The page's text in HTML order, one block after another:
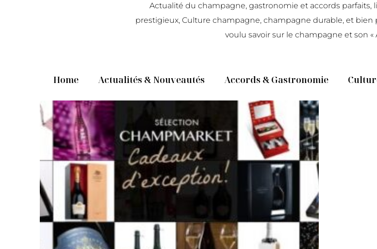
Actualité du champagne, gastronomie et accords parfaits,
prestigieux, Culture champagne, champagne durable, et bien
voulu savoir sur le champagne et son «
Home Actualités & Nouveautés Accords & Gastronomie